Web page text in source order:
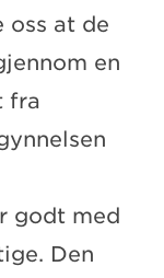
oss at de
en
fra
godt med
Den